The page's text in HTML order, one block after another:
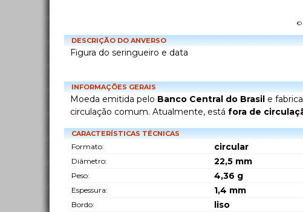
©
DESCRIÇÃO DO ANVERSO
Figura do seringueiro e data
INFORMAÇÕES GERAIS
Moeda emitida pelo Banco Central do Brasil e
circulação comum. Atualmente, está fora de
CARACTERÍSTICAS TÉCNICAS
Formato: circular
Diâmetro: 22,5 mm
Peso: 4,36 g
Espessura: 1,4 mm
Bordo: liso